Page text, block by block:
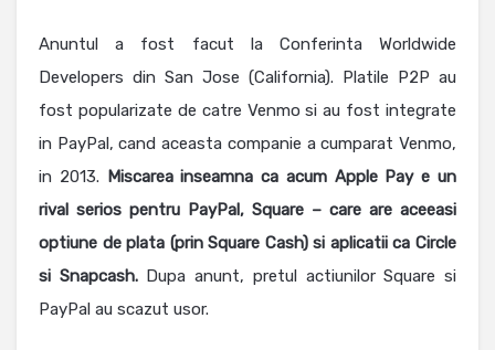
Anuntul a fost facut la Conferinta Worldwide
Developers din San Jose (California). Platile P2P au
fost popularizate de catre Venmo si au fost integrate
in PayPal, cand aceasta companie a cumparat Venmo,
in 2013. Miscarea inseamna ca acum Apple Pay e un
rival serios pentru PayPal, Square – care are aceeasi
optiune de plata (prin Square Cash) si aplicatii ca Circle
si Snapcash.Dupa anunt, pretul actiunilor Square si
PayPal au scazut usor.